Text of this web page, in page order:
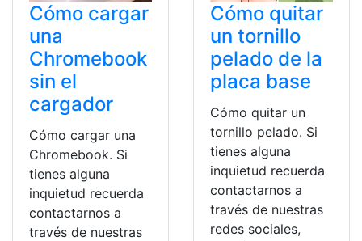
Cómo cargar
una
Chromebook
sin el
cargador
Cómo cargar una
Chromebook. Si
tienes alguna
inquietud recuerda
contactarnos a
través de nuestras
Cómo quitar
un tornillo
pelado de la
placa base
Cómo quitar un
tornillo pelado. Si
tienes alguna
inquietud recuerda
contactarnos a
través de nuestras
redes sociales,